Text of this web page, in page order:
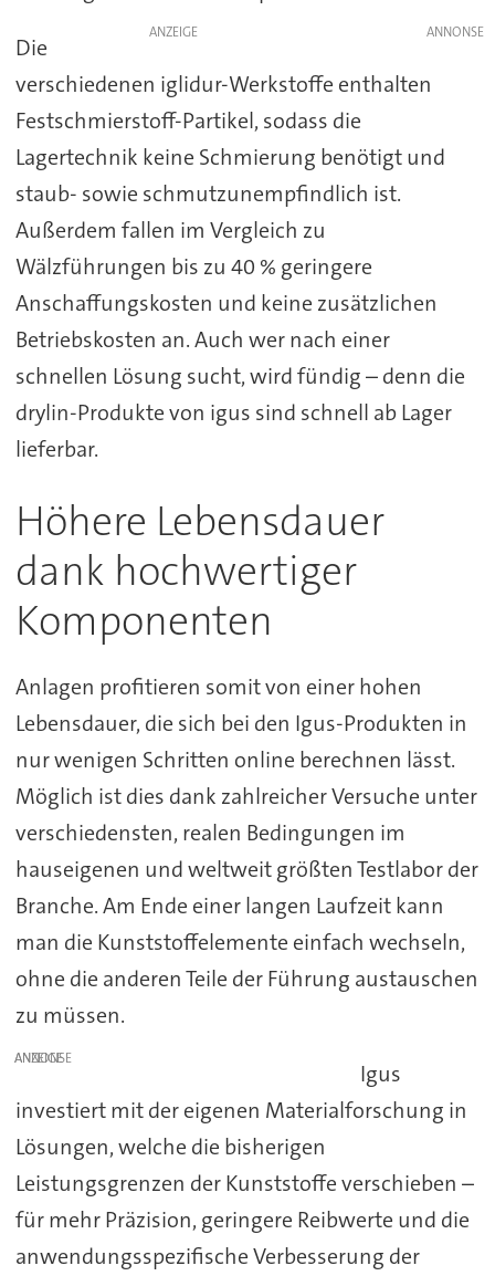
ANZEIGE
Die
verschiedenen iglidur-Werkstoffe enthalten
Festschmierstoff-Partikel, sodass die
Lagertechnik keine Schmierung benötigt und
staub- sowie schmutzunempfindlich ist.
Außerdem fallen im Vergleich zu
Wälzführungen bis zu 40 % geringere
Anschaffungskosten und keine zusätzlichen
Betriebskosten an. Auch wer nach einer
schnellen Lösung sucht, wird fündig – denn die
drylin-Produkte von igus sind schnell ab Lager
lieferbar.
Höhere Lebensdauer
dank hochwertiger
Komponenten
Anlagen profitieren somit von einer hohen
Lebensdauer, die sich bei den Igus-Produkten in
nur wenigen Schritten online berechnen lässt.
Möglich ist dies dank zahlreicher Versuche unter
verschiedensten, realen Bedingungen im
hauseigenen und weltweit größten Testlabor der
Branche. Am Ende einer langen Laufzeit kann
man die Kunststoffelemente einfach wechseln,
ohne die anderen Teile der Führung austauschen
zu müssen.
ANZEIGE
Igus
investiert mit der eigenen Materialforschung in
Lösungen, welche die bisherigen
Leistungsgrenzen der Kunststoffe verschieben –
für mehr Präzision, geringere Reibwerte und die
anwendungsspezifische Verbesserung der